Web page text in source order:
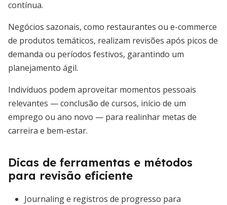
contínua.
Negócios sazonais, como restaurantes ou e-commerce
de produtos temáticos, realizam revisões após picos de
demanda ou períodos festivos, garantindo um
planejamento ágil.
Indivíduos podem aproveitar momentos pessoais
relevantes — conclusão de cursos, início de um
emprego ou ano novo — para realinhar metas de
carreira e bem-estar.
Dicas de ferramentas e métodos
para revisão eficiente
Journaling e registros de progresso para